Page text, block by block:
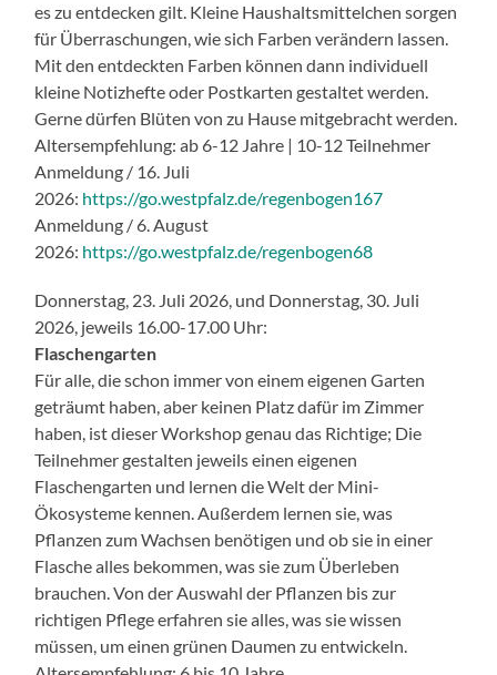
es zu entdecken gilt. Kleine Haushaltsmittelchen sorgen
für Überra­schungen, wie sich Farben verändern lassen.
Mit den entdeckten Farben können dann individuell
kleine Notizhefte oder Postkarten gestaltet werden.
Gerne dürfen Blüten von zu Hause mitgebracht werden.
Altersempfehlung: ab 6-12 Jahre | 10-12 Teilnehmer
Anmeldung / 16. Juli
2026: https://go.westpfalz.de/regenbogen167
Anmeldung / 6. August
2026: https://go.westpfalz.de/regenbogen68
Donnerstag, 23. Juli 2026, und Donnerstag, 30. Juli
2026, jeweils 16.00-17.00 Uhr:
Flaschengarten
Für alle, die schon immer von einem eigenen Garten
geträumt haben, aber keinen Platz dafür im Zimmer
haben, ist dieser Workshop genau das Richtige; Die
Teilnehmer gestalten jeweils einen eigenen
Flaschengarten und lernen die Welt der Mini-
Ökosysteme kennen. Außerdem lernen sie, was
Pflanzen zum Wachsen benötigen und ob sie in einer
Flasche alles bekommen, was sie zum Überleben
brauchen. Von der Auswahl der Pflanzen bis zur
richtigen Pflege erfahren sie alles, was sie wissen
müssen, um einen grünen Daumen zu entwickeln.